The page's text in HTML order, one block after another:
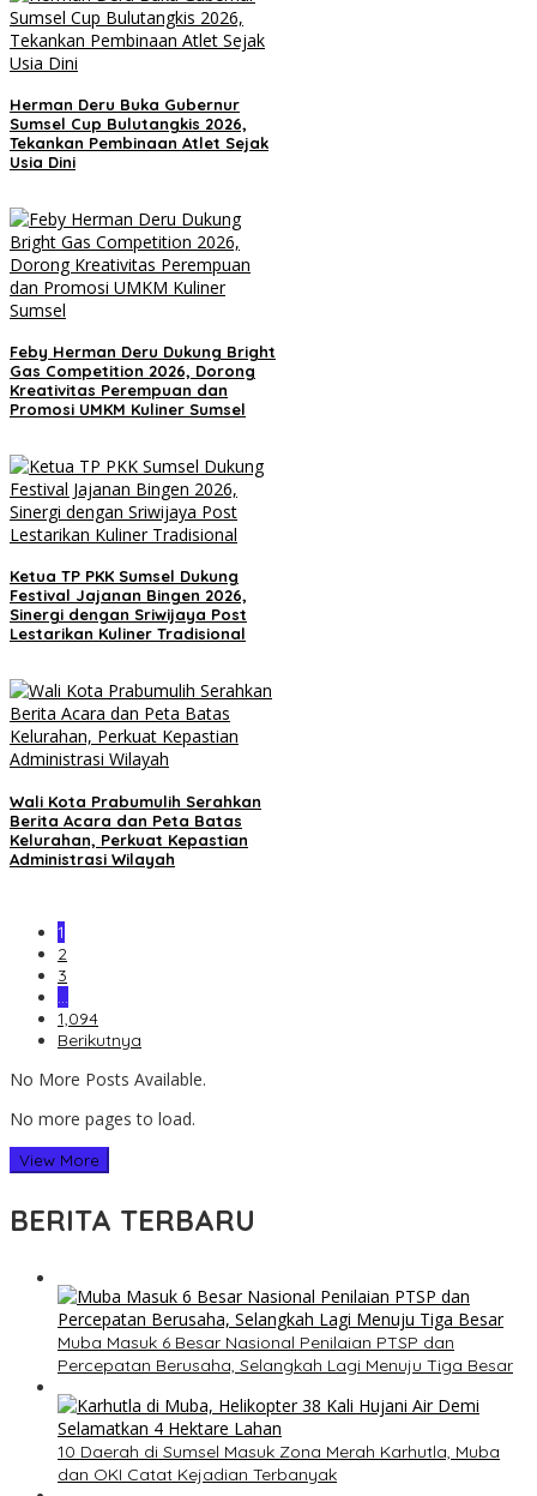
Herman Deru Buka Gubernur
Sumsel Cup Bulutangkis 2026,
Tekankan Pembinaan Atlet Sejak
Usia Dini
Feby Herman Deru Dukung Bright
Gas Competition 2026, Dorong
Kreativitas Perempuan dan
Promosi UMKM Kuliner Sumsel
Ketua TP PKK Sumsel Dukung
Festival Jajanan Bingen 2026,
Sinergi dengan Sriwijaya Post
Lestarikan Kuliner Tradisional
Wali Kota Prabumulih Serahkan
Berita Acara dan Peta Batas
Kelurahan, Perkuat Kepastian
Administrasi Wilayah
1
2
3
…
1,094
Berikutnya
No More Posts Available.
No more pages to load.
View More
BERITA TERBARU
Muba Masuk 6 Besar Nasional Penilaian PTSP dan
Percepatan Berusaha, Selangkah Lagi Menuju Tiga Besar
10 Daerah di Sumsel Masuk Zona Merah Karhutla, Muba
dan OKI Catat Kejadian Terbanyak